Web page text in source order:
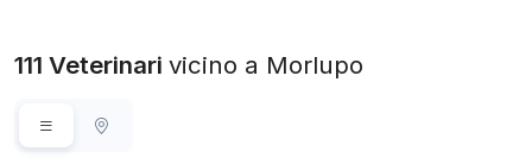
111 Veterinari vicino a Morlupo